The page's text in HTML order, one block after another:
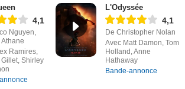
4,1
Nguyen,
Athane
Ramires,
Shirley
L'Odyssée
4,1
De Christopher Nolan
Avec Matt Damon, Tom
Holland, Anne
Hathaway
Bande-annonce